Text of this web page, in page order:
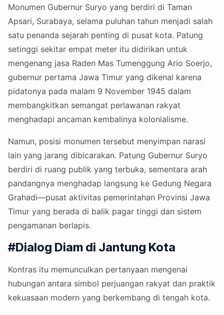
Monumen Gubernur Suryo yang berdiri di Taman
Apsari, Surabaya, selama puluhan tahun menjadi salah
satu penanda sejarah penting di pusat kota. Patung
setinggi sekitar empat meter itu didirikan untuk
mengenang jasa Raden Mas Tumenggung Ario Soerjo,
gubernur pertama Jawa Timur yang dikenal karena
pidatonya pada malam 9 November 1945 dalam
membangkitkan semangat perlawanan rakyat
menghadapi ancaman kembalinya kolonialisme.
Namun, posisi monumen tersebut menyimpan narasi
lain yang jarang dibicarakan. Patung Gubernur Suryo
berdiri di ruang publik yang terbuka, sementara arah
pandangnya menghadap langsung ke Gedung Negara
Grahadi—pusat aktivitas pemerintahan Provinsi Jawa
Timur yang berada di balik pagar tinggi dan sistem
pengamanan berlapis.
#Dialog Diam di Jantung Kota
Kontras itu memunculkan pertanyaan mengenai
hubungan antara simbol perjuangan rakyat dan praktik
kekuasaan modern yang berkembang di tengah kota.